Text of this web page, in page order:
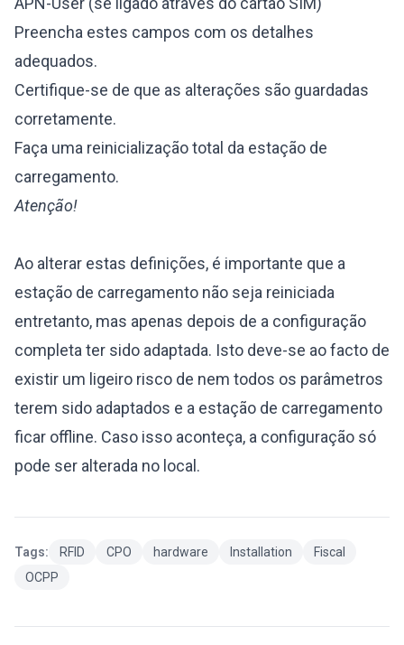
Preencha estes campos com os detalhes
adequados.
Certifique-se de que as alterações são guardadas
corretamente.
Faça uma reinicialização total da estação de
carregamento.
Atenção!
Ao alterar estas definições, é importante que a
estação de carregamento não seja reiniciada
entretanto, mas apenas depois de a configuração
completa ter sido adaptada. Isto deve-se ao facto de
existir um ligeiro risco de nem todos os parâmetros
terem sido adaptados e a estação de carregamento
ficar offline. Caso isso aconteça, a configuração só
pode ser alterada no local.
Tags: RFID CPO hardware Installation
Fiscal
OCPP